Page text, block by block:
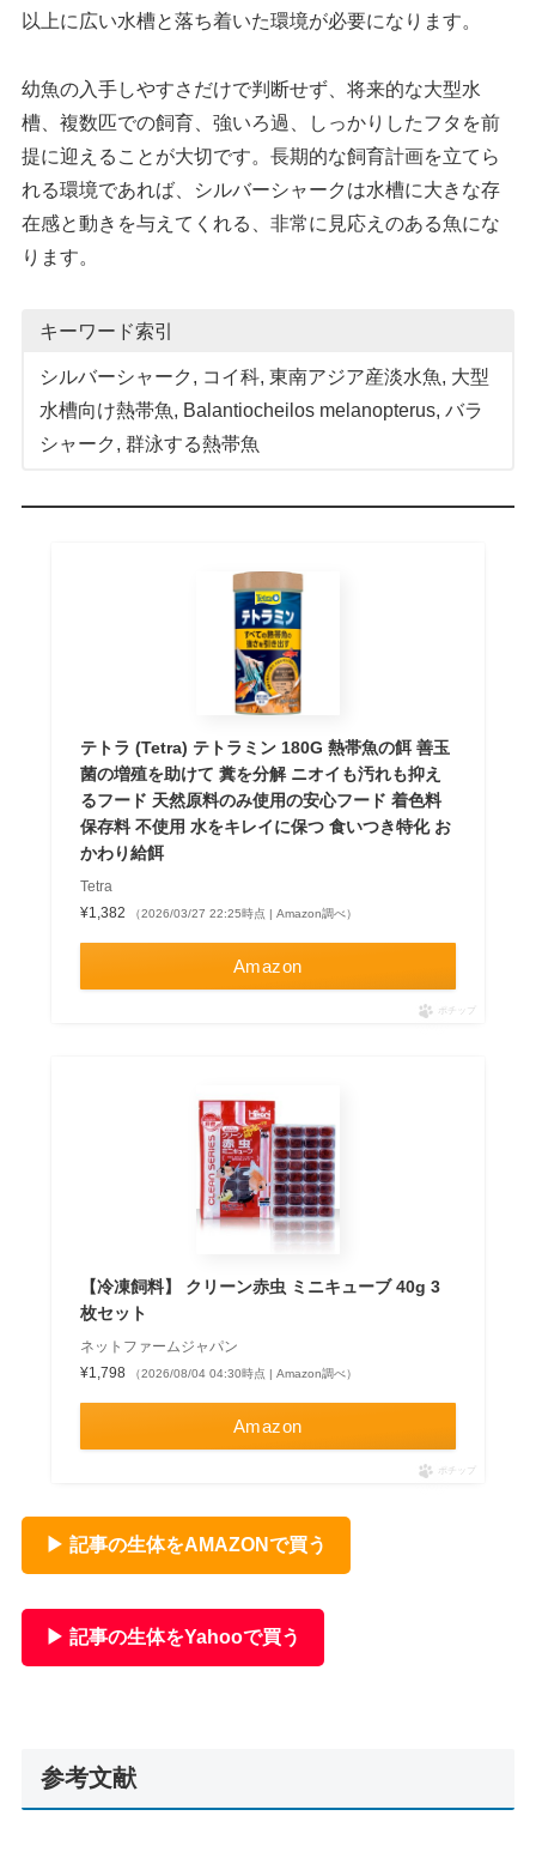
以上に広い水槽と落ち着いた環境が必要になります。
幼魚の入手しやすさだけで判断せず、将来的な大型水
槽、複数匹での飼育、強いろ過、しっかりしたフタを前
提に迎えることが大切です。長期的な飼育計画を立てら
れる環境であれば、シルバーシャークは水槽に大きな存
在感と動きを与えてくれる、非常に見応えのある魚にな
ります。
キーワード索引
シルバーシャーク , コイ科, 東南アジア産淡水魚, 大型
水槽向け熱帯魚, Balantiocheilos melanopterus, バラ
シャーク , 群泳する熱帯魚
テトラ (Tetra) テトラミン 180G 熱帯魚の餌 善玉
菌の増殖を助けて 糞を分解 ニオイも汚れも抑え
るフード 天然原料のみ使用の安心フード 着色料
保存料 不使用 水をキレイに保つ 食いつき特化 お
かわり給餌
Tetra
¥1,382
（2026/03/27 22:25時点 | Amazon調べ）
Amazon
ポチップ
【冷凍飼料】 クリーン赤虫 ミニキューブ 40g 3
枚セット
ネットファームジャパン
¥1,798
（2026/08/04 04:30時点 | Amazon調べ）
Amazon
ポチップ
▶ 記事の生体をAMAZONで買う
▶ 記事の生体をYahooで買う
参考文献